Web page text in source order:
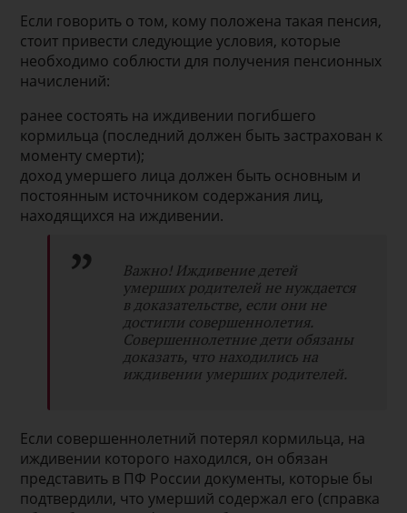
Если говорить о том, кому положена такая пенсия,
стоит привести следующие условия, которые
необходимо соблюсти для получения пенсионных
начислений:
ранее состоять на иждивении погибшего
кормильца (последний должен быть застрахован к
моменту смерти);
доход умершего лица должен быть основным и
постоянным источником содержания лиц,
находящихся на иждивении.
Важно! Иждивение детей
умерших родителей не нуждается
в доказательстве, если они не
достигли совершеннолетия.
Совершеннолетние дети обязаны
доказать, что находились на
иждивении умерших родителей.
Если совершеннолетний потерял кормильца, на
иждивении которого находился, он обязан
представить в ПФ России документы, которые бы
подтвердили, что умерший содержал его (справка